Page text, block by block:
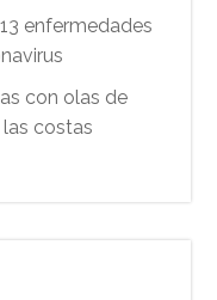
enfermedades
con olas de
costas